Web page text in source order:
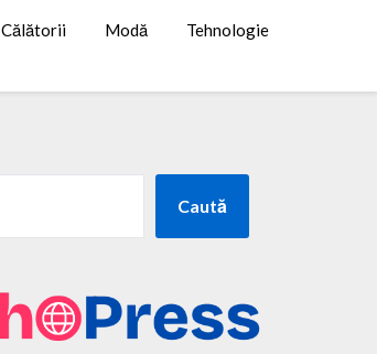
Călătorii Modă Tehnologie
Caută